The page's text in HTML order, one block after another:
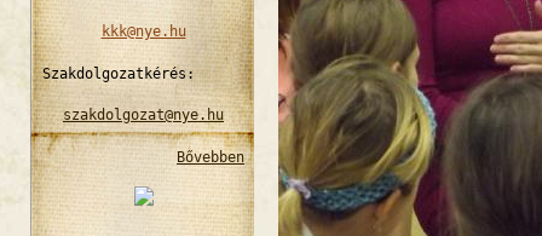
kkk@nye.hu
Szakdolgozatkérés:
szakdolgozat@nye.hu
Bővebben